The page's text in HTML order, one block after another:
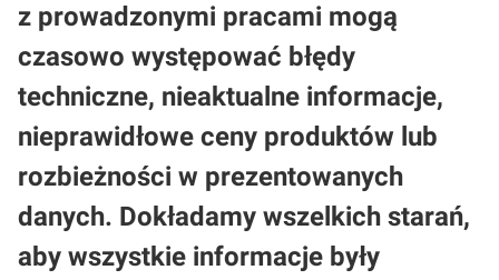
z prowadzonymi pracami mogą
czasowo występować błędy
techniczne, nieaktualne informacje,
nieprawidłowe ceny produktów lub
rozbieżności w prezentowanych
danych. Dokładamy wszelkich starań,
aby wszystkie informacje były